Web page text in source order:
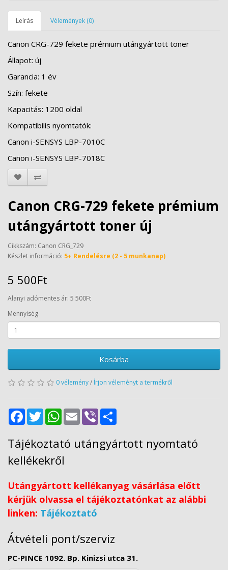
Leírás Vélemények (0)
Canon CRG-729 fekete prémium utángyártott toner
Állapot: új
Garancia: 1 év
Szín: fekete
Kapacitás: 1200 oldal
Kompatibilis nyomtatók:
Canon i-SENSYS LBP-7010C
Canon i-SENSYS LBP-7018C
Canon CRG-729 fekete prémium
utángyártott toner új
Cikkszám: Canon CRG_729
Készlet információ: 5+ Rendelésre (2 - 5 munkanap)
5 500Ft
Alanyi adómentes ár: 5 500Ft
Mennyiség
Kosárba
0 vélemény/ Írjon véleményt a termékről
FacebookTwitter WhatsApp
Email Viber
Tájékoztató utángyártott nyomtató
kellékekről
Utángyártott kellékanyag vásárlása előtt
kérjük olvassa el tájékoztatónkat az alábbi
linken: Tájékoztató
Átvételi pont/szerviz
PC-PINCE 1092. Bp. Kinizsi utca 31.